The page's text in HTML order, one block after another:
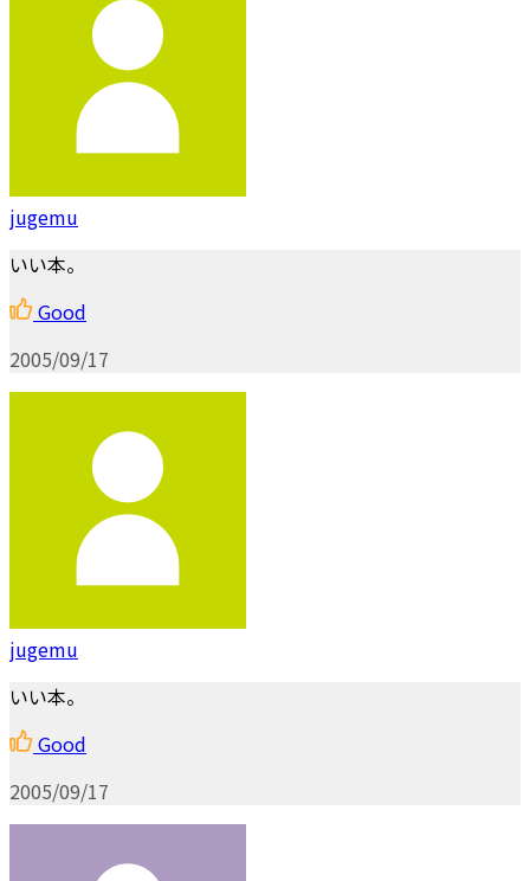
jugemu
いい本。
Good
2005/09/17
jugemu
いい本。
Good
2005/09/17